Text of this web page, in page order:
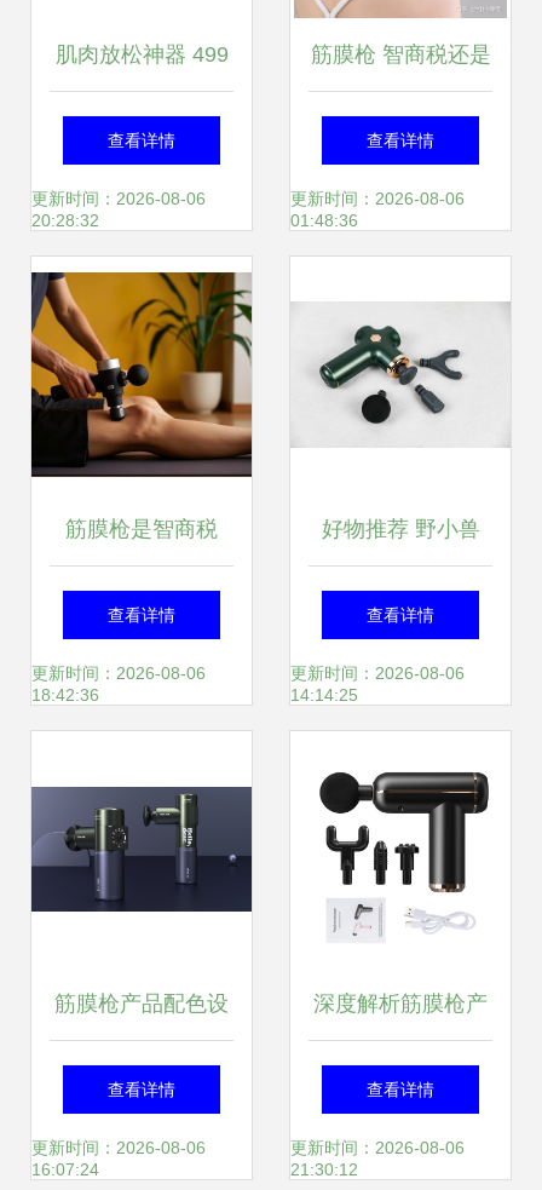
肌肉放松神器 499
元米家筋膜枪开箱
图赏
查看详情
更新时间：2026-08-06
20:28:32
筋膜枪 智商税还是
健身好伴侣？一文
解答你的所有疑问
查看详情
更新时间：2026-08-06
01:48:36
筋膜枪是智商税
吗？三款热门筋膜
枪深度评测
查看详情
更新时间：2026-08-06
18:42:36
好物推荐 野小兽
MG11S筋膜枪，让
舒适与颜值并肩同
查看详情
更新时间：2026-08-06
14:14:25
筋膜枪产品配色设
计 科学美学与情感
共鸣的艺术
查看详情
更新时间：2026-08-06
16:07:24
深度解析筋膜枪产
品渲染 视觉艺术的
肌肉松弛术
查看详情
更新时间：2026-08-06
21:30:12